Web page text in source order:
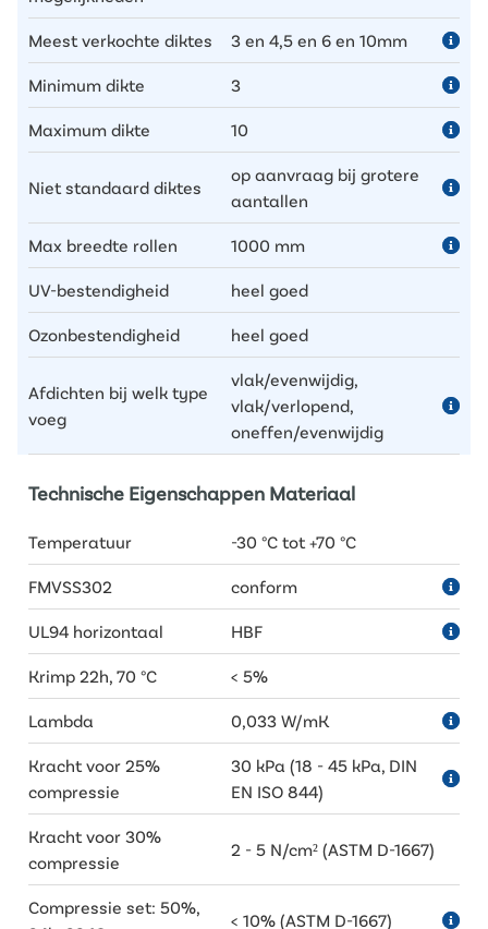
Meest verkochte diktes 3 en 4,5 en 6 en 10mm
Minimum dikte 3
Maximum dikte 10
Niet standaard diktes
op aanvraag bij grotere
aantallen
Max breedte rollen 1000 mm
UV-bestendigheid heel goed
Ozonbestendigheid heel goed
Afdichten bij welk type
voeg
vlak/evenwijdig,
vlak/verlopend,
oneffen/evenwijdig
Technische Eigenschappen Materiaal
Temperatuur -30 °C tot +70 °C
FMVSS302 conform
UL94 horizontaal HBF
Krimp 22h, 70 °C < 5%
Lambda 0,033 W/mK
Kracht voor 25%
compressie
30 kPa (18 - 45 kPa, DIN
EN ISO 844)
Kracht voor 30%
compressie
2 - 5 N/cm² (ASTM D-1667)
Compressie set: 50%,
< 10% (ASTM D-1667)